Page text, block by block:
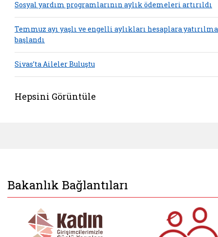
Sosyal yardım programlarının aylık ödemeleri artırıldı
Temmuz ayı yaşlı ve engelli aylıkları hesaplara
başlandı
Sivas’ta Aileler Buluştu
Hepsini Görüntüle
Bakanlık Bağlantıları